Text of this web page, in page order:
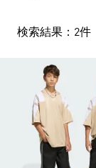
検索結果：2件